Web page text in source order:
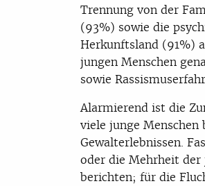
Trennung von der
(93%) sowie die
Herkunftsland (91%)
jungen Menschen
sowie
Alarmierend ist die
viele junge
Gewalterlebnissen.
oder die Mehrheit der
berichten; für die